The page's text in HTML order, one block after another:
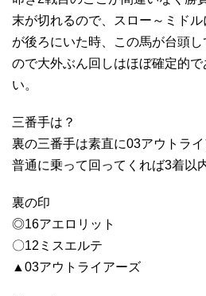
末が切れるので、スロー～ミド
が後ろにいた時、この馬が台頭
ので大外ぶん回しはほぼ確定的
い。
三番手は？
裏の三番手は素直に03アウトライ
普通に乗って回ってくれば3着以
裏の印
◎16アエロリット
〇12ミスエルテ
▲03アウトライアーズ